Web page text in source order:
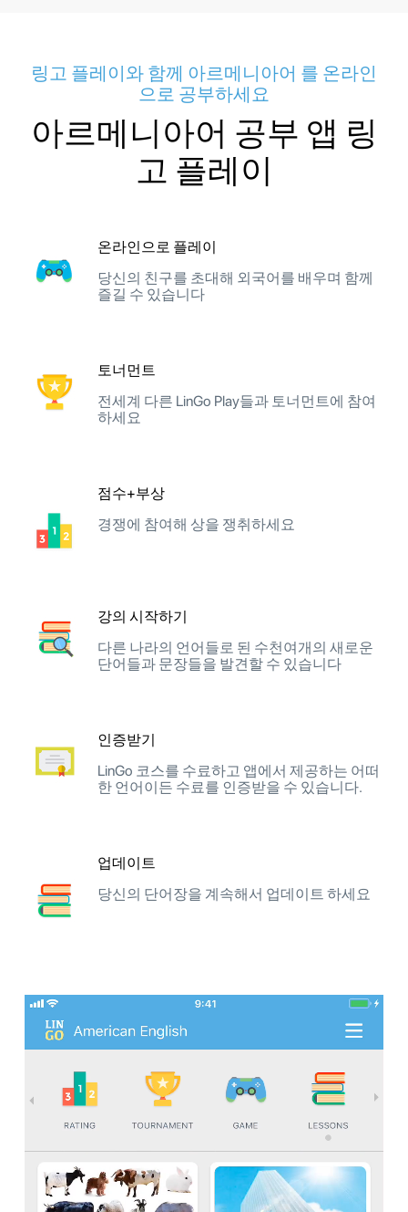
링고 플레이와 함께 아르메니아어 를 온라인
으로 공부하세요
아르메니아어 공부 앱 링
고 플레이
온라인으로 플레이
당신의 친구를 초대해 외국어를 배우며 함께
즐길 수 있습니다
토너먼트
전세계 다른 LinGo Play들과 토너먼트에 참여
하세요
점수+부상
경쟁에 참여해 상을 쟁취하세요
강의 시작하기
다른 나라의 언어들로 된 수천여개의 새로운
단어들과 문장들을 발견할 수 있습니다
인증받기
LinGo 코스를 수료하고 앱에서 제공하는 어떠
한 언어이든 수료를 인증받을 수 있습니다.
업데이트
당신의 단어장을 계속해서 업데이트 하세요